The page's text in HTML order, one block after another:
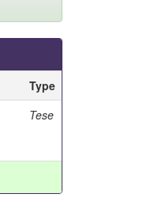
Type
Tese